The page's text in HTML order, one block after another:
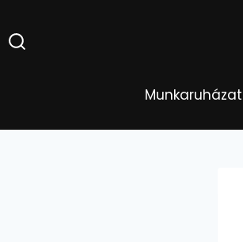
to
content
Munkaruházat